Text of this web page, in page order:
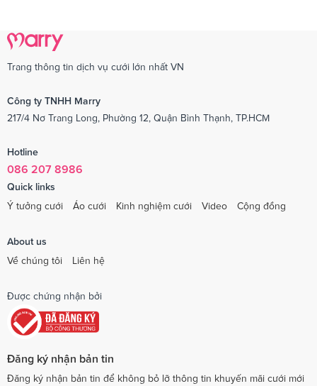
Trang thông tin dịch vụ cưới lớn nhất VN
Công ty TNHH Marry
217/4 Nơ Trang Long, Phường 12, Quận Bình Thạnh, TP.HCM
Hotline
086 207 8986
Quick links
Ý tưởng cưới
Áo cưới Kinh nghiệm cưới Video Cộng đồng
About us
Về chúng tôi
Liên hệ
Được chứng nhận bởi
Đăng ký nhận bản tin
Đăng ký nhận bản tin để không bỏ lỡ thông tin khuyến mãi cưới mới